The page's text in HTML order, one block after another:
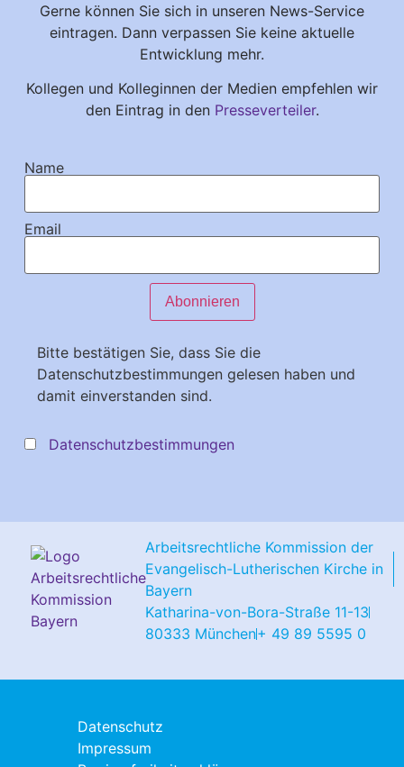
Gerne können Sie sich in unseren News-Service
eintragen. Dann verpassen Sie keine aktuelle
Entwicklung mehr.
Kollegen und Kolleginnen der Medien empfehlen wir
den Eintrag in den Presseverteiler.
Name
Email
Bitte bestätigen Sie, dass Sie die
Datenschutzbestimmungen gelesen haben und
damit einverstanden sind.
Datenschutzbestimmungen
Arbeitsrechtliche Kommission der
Evangelisch-Lutherischen Kirche in
Bayern
Katharina-von-Bora-Straße 11-13
80333 München+ 49 89 5595 0
Datenschutz
Impressum